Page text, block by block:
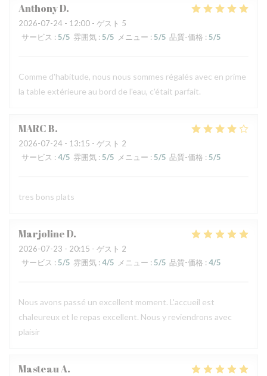
AnthonyD
2026-07-24 - 12:00 - ゲスト 5
サービス : 5/5 雰囲気 : 5/5 メニュー : 5/5 品質-価格 : 5/5
Comme d'habitude, nous nous sommes régalés avec en prime
la table extérieure au bord de l'eau, c'était parfait.
MARCB
2026-07-24 - 13:15 - ゲスト 2
サービス : 4/5 雰囲気 : 5/5 メニュー : 5/5 品質-価格 : 5/5
tres bons plats
MarjolineD
2026-07-23 - 20:15 - ゲスト 2
サービス : 5/5 雰囲気 : 4/5 メニュー : 5/5 品質-価格 : 4/5
Nous avons passé un excellent moment. L'accueil est
chaleureux et le repas excellent. Nous y reviendrons avec
plaisir
MasteauA